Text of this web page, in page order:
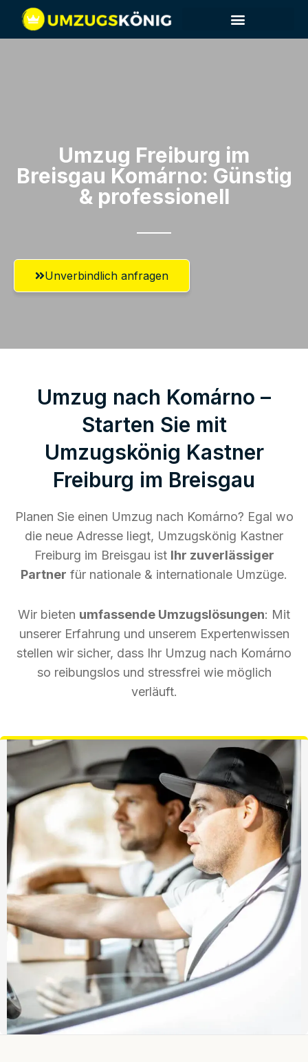
Umzug Freiburg im
Breisgau​ Komárno: Günstig
& professionell​
Unverbindlich anfragen
Umzug nach Komárno –
Starten Sie mit
Umzugskönig Kastner
Freiburg im Breisgau
Planen Sie einen Umzug nach Komárno? Egal wo
die neue Adresse liegt, Umzugskönig Kastner
Freiburg im Breisgau ist Ihr zuverlässiger
Partner für nationale & internationale Umzüge.
Wir bieten umfassende Umzugslösungen: Mit
unserer Erfahrung und unserem Expertenwissen
stellen wir sicher, dass Ihr Umzug nach Komárno
so reibungslos und stressfrei wie möglich
verläuft.